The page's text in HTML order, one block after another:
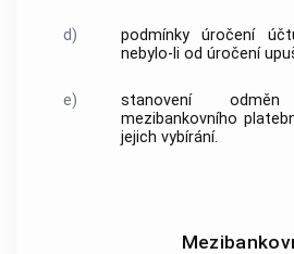
d)
podmínky úročení
nebylo-li od úročení
e)
stanovení
mezibankovního
jejich vybírání.